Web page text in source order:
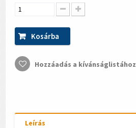
Kosárba
Hozzáadás a kívánságlistához
Leírás